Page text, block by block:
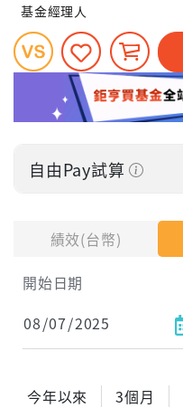
績效(台幣)
開始日期
今年以來 3個月
基金經理人
自由Pay試算
每月Pay出方式
依金額